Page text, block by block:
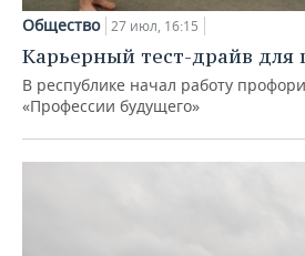
Общество 27 июл, 16:15
Карьерный тест-драйв для
В республике начал работу
«Профессии будущего»